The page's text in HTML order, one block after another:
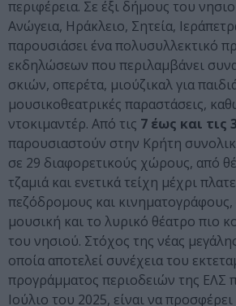
περιφέρεια. Σε έξι δήμους του
Ανώγεια, Ηράκλειο, Σητεία,
παρουσιάσει ένα πολυσυλλεκτικό
εκδηλώσεων που περιλαμβάνει
σκιών, οπερέτα, μιούζικαλ για
μουσικοθεατρικές παραστάσεις,
ντοκιμαντέρ. Από τις 7 έως και τις
παρουσιαστούν στην Κρήτη
σε 29 διαφορετικούς χώρους, από
τζαμιά και ενετικά τείχη μέχρι
πεζόδρομους και
μουσική και το λυρικό θέατρο πιο
του νησιού. Στόχος της νέας
οποία αποτελεί συνέχεια του
προγράμματος περιοδειών της ΕΛΣ
Ιούλιο του 2025, είναι να